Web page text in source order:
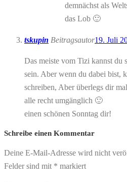
demnächst als
das Lob 🙂
tskupin Beitragsautor19. Juli
Das meiste vom Tizi kannst du
sein. Aber wenn du dabei bist,
schreiben, Aber überlegs dir
alle recht umgänglich 🙂
einen schönen Sonntag dir!
Schreibe einen Kommentar
Deine E-Mail-Adresse wird nicht
Felder sind mit * markiert